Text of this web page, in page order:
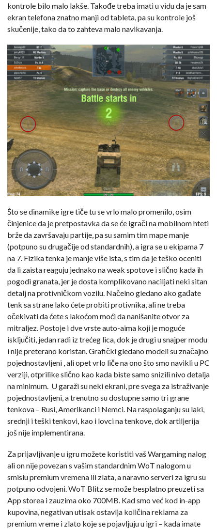
kontrole bilo malo lakše. Takođe treba imati u vidu da je sam
ekran telefona znatno manji od tableta, pa su kontrole još
skučenije, tako da to zahteva malo navikavanja.
Što se dinamike igre tiče tu se vrlo malo promenilo, osim
činjenice da je pretpostavka da se će igrači na mobilnom hteti
brže da završavaju partije, pa su samim tim mape manje
(potpuno su drugačije od standardnih), a igra se u ekipama 7
na 7. Fizika tenka je manje više ista, s tim da je teško oceniti
da li zaista reaguju jednako na weak spotove i slično kada ih
pogodi granata, jer je dosta komplikovano naciljati neki sitan
detalj na protivničkom vozilu. Načelno gledano ako gađate
tenk sa strane lako ćete probiti protivnika, ali ne treba
očekivati da ćete s lakoćom moći da nanišanite otvor za
mitraljez. Postoje i dve vrste auto-aima koji je moguće
isključiti, jedan radi iz trećeg lica, dok je drugi u snajper modu
i nije preterano koristan. Grafički gledano modeli su značajno
pojednostavljeni , ali opet vrlo liče na ono što smo navikli u PC
verziji, otprilike slično kao kada biste samo snizili nivo detalja
na minimum. U garaži su neki ekrani, pre svega za istraživanje
pojednostavljeni, a trenutno su dostupne samo tri grane
tenkova – Rusi, Amerikanci i Nemci. Na raspolaganju su laki,
srednji i teški tenkovi, kao i lovci na tenkove, dok artiljerija
još nije implementirana.
Za prijavljivanje u igru možete koristiti vaš Wargaming nalog
ali on nije povezan s vašim standardnim WoT nalogom u
smislu premium vremena ili zlata, a naravno serveri za igru su
potpuno odvojeni. WoT Blitz se može besplatno preuzeti sa
App storea i zauzima oko 700MB. Kad smo već kod in-app
kupovina, negativan utisak ostavlja količina reklama za
premium vreme i zlato koje se pojavljuju u igri – kada imate